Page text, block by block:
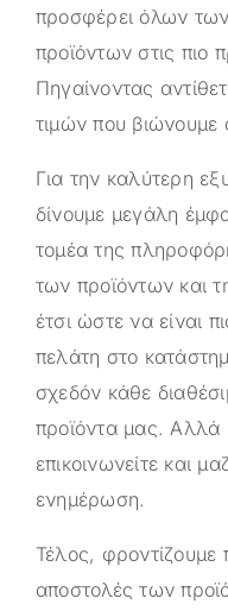
προσφέρει όλων
προϊόντων στις πιο
Πηγαίνοντας
τιμών που βιώνουμε
Για την καλύτερη
δίνουμε μεγάλη
τομέα της
των προϊόντων και
έτσι ώστε να είναι
πελάτη στο
σχεδόν κάθε
προϊόντα μας. Αλλά
επικοινωνείτε και
ενημέρωση.
Τέλος, φροντίζουμε
αποστολές των